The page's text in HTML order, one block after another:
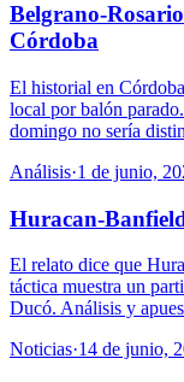
Belgrano-
Córdoba
El historial en
local por balón
domingo no sería
Análisis·1 de junio,
Huracan-
El relato dice que
táctica muestra un
Ducó. Análisis y
Noticias·14 de junio,